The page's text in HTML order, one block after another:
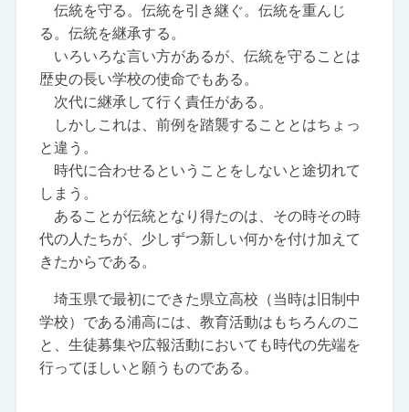
伝統を守る。伝統を引き継ぐ。伝統を重んじ
る。伝統を継承する。
いろいろな言い方があるが、伝統を守ることは
歴史の長い学校の使命でもある。
次代に継承して行く責任がある。
しかしこれは、前例を踏襲することとはちょっ
と違う。
時代に合わせるということをしないと途切れて
しまう。
あることが伝統となり得たのは、その時その時
代の人たちが、少しずつ新しい何かを付け加えて
きたからである。
埼玉県で最初にできた県立高校（当時は旧制中
学校）である浦高には、教育活動はもちろんのこ
と、生徒募集や広報活動においても時代の先端を
行ってほしいと願うものである。